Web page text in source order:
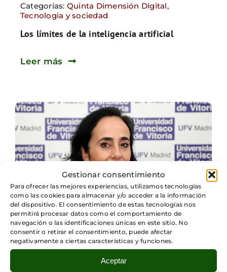
Gestionar consentimiento
Para ofrecer las mejores experiencias, utilizamos tecnologías
como las cookies para almacenar y/o acceder a la información
del dispositivo. El consentimiento de estas tecnologías nos
permitirá procesar datos como el comportamiento de
navegación o las identificaciones únicas en este sitio. No
consentir o retirar el consentimiento, puede afectar
negativamente a ciertas características y funciones.
Aceptar
Categorías: Quinta Dimensión Digital,
Tecnologia y sociedad
Los límites de la inteligencia artificial
Leer más
Quinta Dimensión Digital
Tecnologia y sociedad